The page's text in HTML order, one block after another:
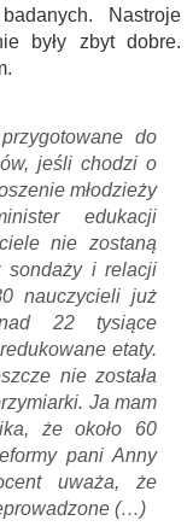
Nastroje
były zbyt dobre.
do
jeśli chodzi o
młodzieży
edukacji
nie zostaną
i relacji
nauczycieli już
22 tysiące
etaty.
nie została
Ja mam
że około 60
pani Anny
uważa, że
(…)